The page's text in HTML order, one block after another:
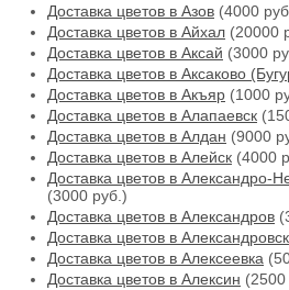
Доставка цветов в Азов (4000
Доставка цветов в Айхал (20000
Доставка цветов в Аксай (3000
Доставка цветов в Аксаково
Доставка цветов в Акъяр (1000
Доставка цветов в Алапаевск
Доставка цветов в Алдан (9000
Доставка цветов в Алейск (4000
Доставка цветов в Александро-
(3000 руб.)
Доставка цветов в Александров
Доставка цветов в Александровск
Доставка цветов в Алексеевка
Доставка цветов в Алексин (2500